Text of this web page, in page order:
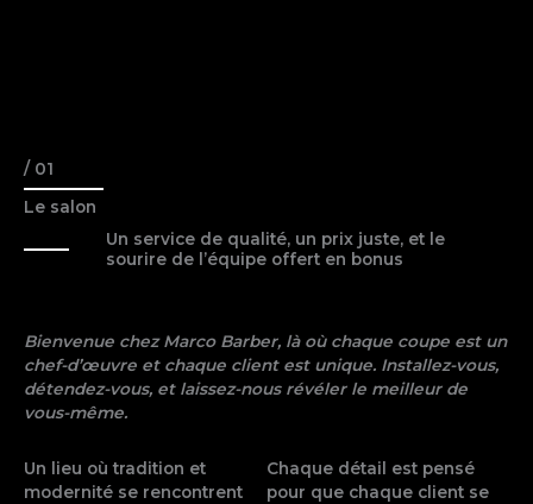
/ 01
Le salon
Un service de qualité, un prix juste, et le
sourire de l’équipe offert en bonus
Bienvenue chez Marco Barber, là où chaque coupe est un
chef-d’œuvre et chaque client est unique. Installez-vous,
détendez-vous, et laissez-nous révéler le meilleur de
vous-même.
Un lieu où tradition et
modernité se rencontrent
Chaque détail est pensé
pour que chaque client se